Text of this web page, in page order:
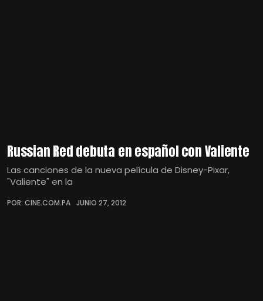
Russian Red debuta en español con Valiente
Las canciones de la nueva película de Disney-Pixar,
"Valiente" en la
POR: CINE.COM.PA JUNIO 27, 2012